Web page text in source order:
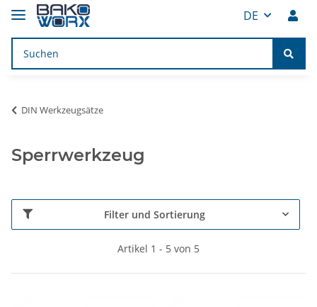
DE
DIN Werkzeugsätze
Sperrwerkzeug
Filter und Sortierung
Artikel 1 - 5 von 5